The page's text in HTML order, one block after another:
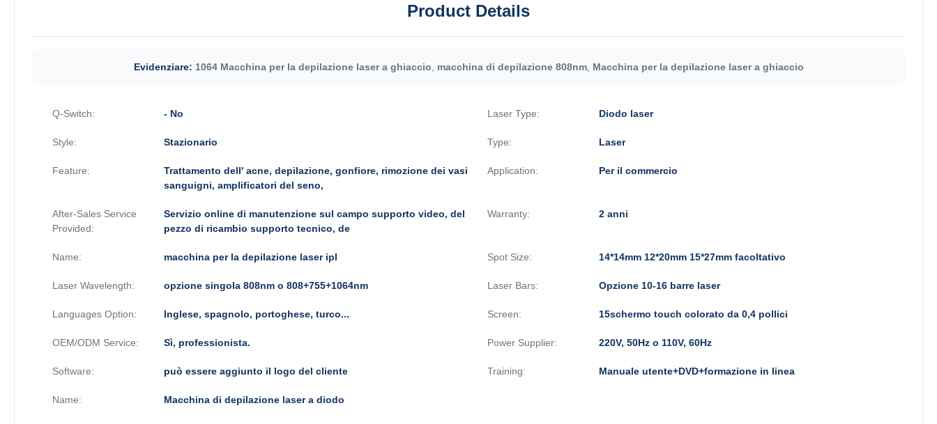
Product Details
Evidenziare: 1064 Macchina per la depilazione laser a ghiaccio macchina di depilazione 808nm, Macchina per la depilazione laser a ghiaccio
Q-Switch: - No Laser Type: Diodo laser
Style: Stazionario Type: Laser
Feature:
Trattamento dell' acne, depilazione, gonfiore, rimozione dei vasi
sanguigni, amplificatori del seno,
Application: Per il commercio
After-Sales Service
Provided:
Servizio online di manutenzione sul campo supporto video, del
pezzo di ricambio supporto tecnico, de
Warranty: 2 anni
Name: macchina per la depilazione laser ipl Spot Size: 14*14mm 12*20mm 15*27mm facoltativo
Laser Wavelength: opzione singola 808nm o 808+755+1064nm Laser Bars: Opzione 10-16 barre laser
Languages Option: Inglese, spagnolo, portoghese, turco... Screen: 15schermo touch colorato da 0,4 pollici
OEM/ODM Service: Sì, professionista. Power Supplier: 220V, 50Hz o 110V, 60Hz
Software: può essere aggiunto il logo del cliente Training: Manuale utente+DVD+formazione in linea
Name: Macchina di depilazione laser a diodo